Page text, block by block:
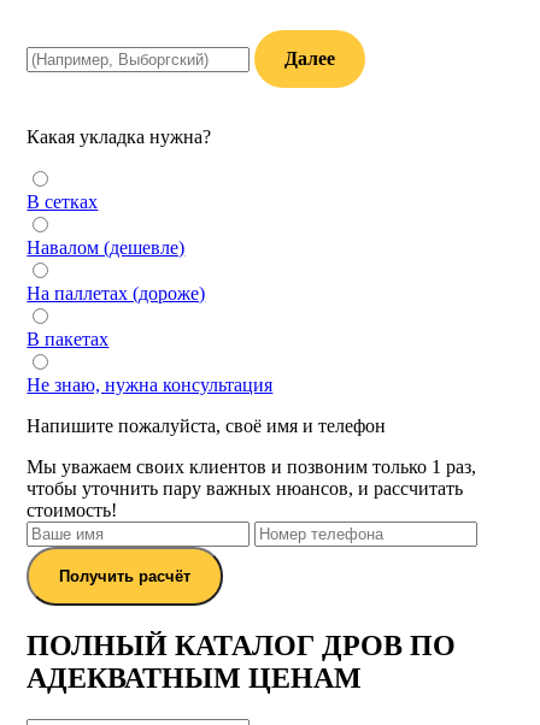
Далее
Какая укладка нужна?
В сетках
Навалом (дешевле)
На паллетах (дороже)
В пакетах
Не знаю, нужна консультация
Напишите пожалуйста, своё имя и телефон
Мы уважаем своих клиентов и позвоним только 1 раз,
чтобы уточнить пару важных нюансов, и рассчитать
стоимость!
Получить расчёт
ПОЛНЫЙ КАТАЛОГ ДРОВ ПО
АДЕКВАТНЫМ ЦЕНАМ